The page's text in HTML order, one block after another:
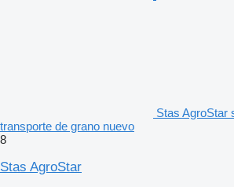
Stas AgroStar
transporte de grano nuevo
8
Stas AgroStar